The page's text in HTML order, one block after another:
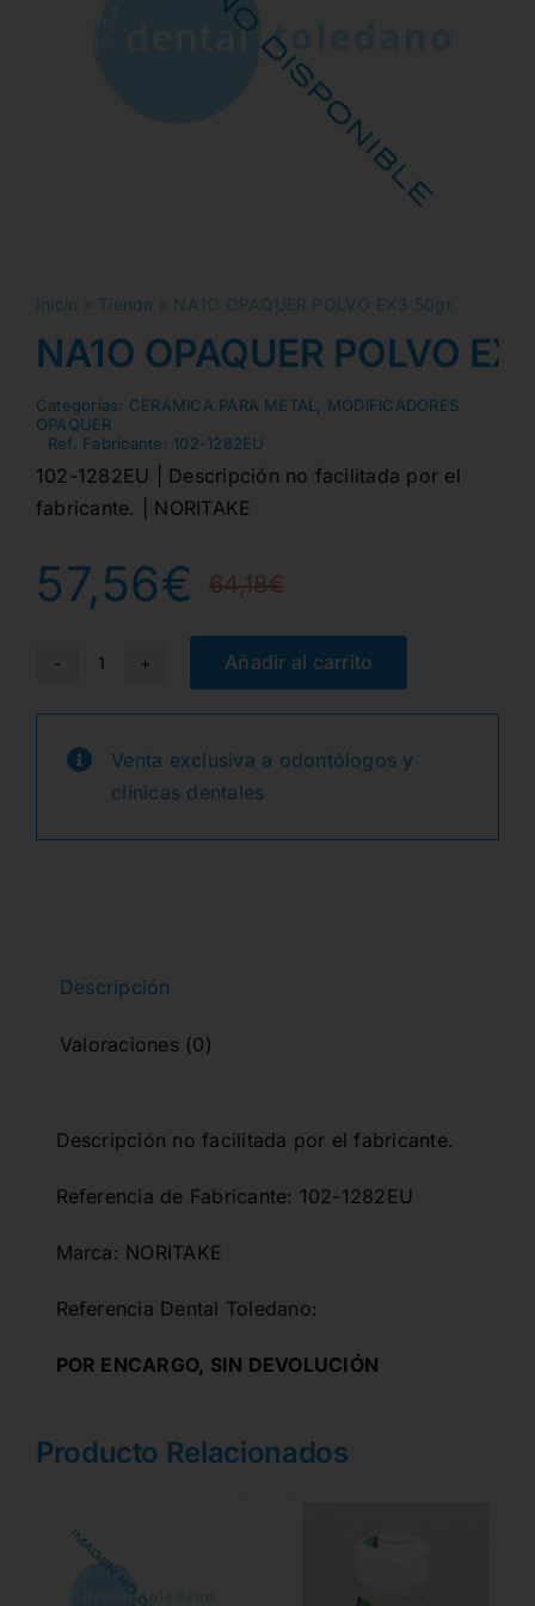
Inicio » Tienda » NA1O OPAQUER POLVO EX3 50gr.
NA1O OPAQUER POLVO
Categorias: CERÁMICA PARA METAL
MODIFICADORES
OPAQUER
Ref. Fabricante: 102-1282EU
102-1282EU | Descripción no facilitada por el
fabricante. | NORITAKE
64,18€El
precio
original
era:
64,18€.
57,56€
El
precio
actual
es:
57,56€.
NA1O
OPAQUER
EX3
50gr.
cantidad
Añadir al carrito
Venta exclusiva a odontólogos y
clínicas dentales
Descripción
Valoraciones (0)
Descripción no facilitada por el fabricante.
Referencia de Fabricante: 102-1282EU
Marca: NORITAKE
Referencia Dental Toledano:
POR ENCARGO, SIN DEVOLUCIÓN
Producto Relacionados